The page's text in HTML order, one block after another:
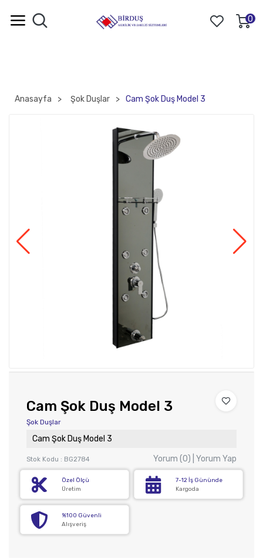
0
Anasayfa Şok Duşlar Cam Şok Duş Model 3
Cam Şok Duş Model 3
Şok Duşlar
Cam Şok Duş Model 3
Stok Kodu : BG2784 Yorum (0) | Yorum Yap
Özel Ölçü
Üretim
7-12 İş Gününde
Kargoda
%100 Güvenli
Alışveriş